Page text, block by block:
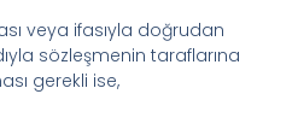
veya ifasıyla doğrudan
sözleşmenin taraflarına
gerekli ise,